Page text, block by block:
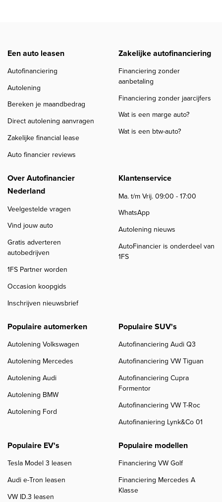
Een auto leasen
Autofinanciering
Autolening
Bereken je maandbedrag
Direct autolening aanvragen
Zakelijke financial lease
Auto financier reviews
Zakelijke autofinanciering
Financiering zonder
aanbetaling
Financiering zonder jaarcijfers
Wat is een marge auto?
Wat is een btw-auto?
Over Autofinancier
Nederland
Veelgestelde vragen
Vind jouw auto
Gratis adverteren
autobedrijven
1FS Partner worden
Occasion koopgids
Inschrijven nieuwsbrief
Klantenservice
Ma. t/m Vrij. 09:00 - 17:00
WhatsApp
Autolening nieuws
AutoFinancier is onderdeel van
1FS
Populaire automerken
Autolening Volkswagen
Autolening Mercedes
Autolening Audi
Autolening BMW
Autolening Ford
Populaire SUV's
Autofinanciering Audi Q3
Autofinanciering VW Tiguan
Autofinanciering Cupra
Formentor
Autofinanciering VW T-Roc
Autofinaniering Lynk&Co 01
Populaire EV's
Tesla Model 3 leasen
Audi e-Tron leasen
VW ID.3 leasen
Populaire modellen
Financiering VW Golf
Financiering Mercedes A
Klasse